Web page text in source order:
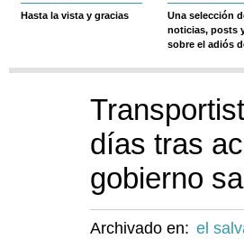
Hasta la vista y gracias
Una selección
noticias, posts
sobre el adiós
días tras
gobierno
Archivado en: el